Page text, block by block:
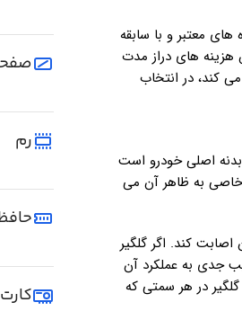
های معتبر و با سابقه
هزینه های دراز مدت
کند، در انتخاب
بدنه اصلی خودرو است
به ظاهر آن می
کند. اگر گلگیر
جدی به عملکرد آن
در هر سمتی که
رم